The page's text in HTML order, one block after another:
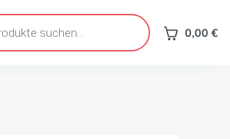
0,00 €